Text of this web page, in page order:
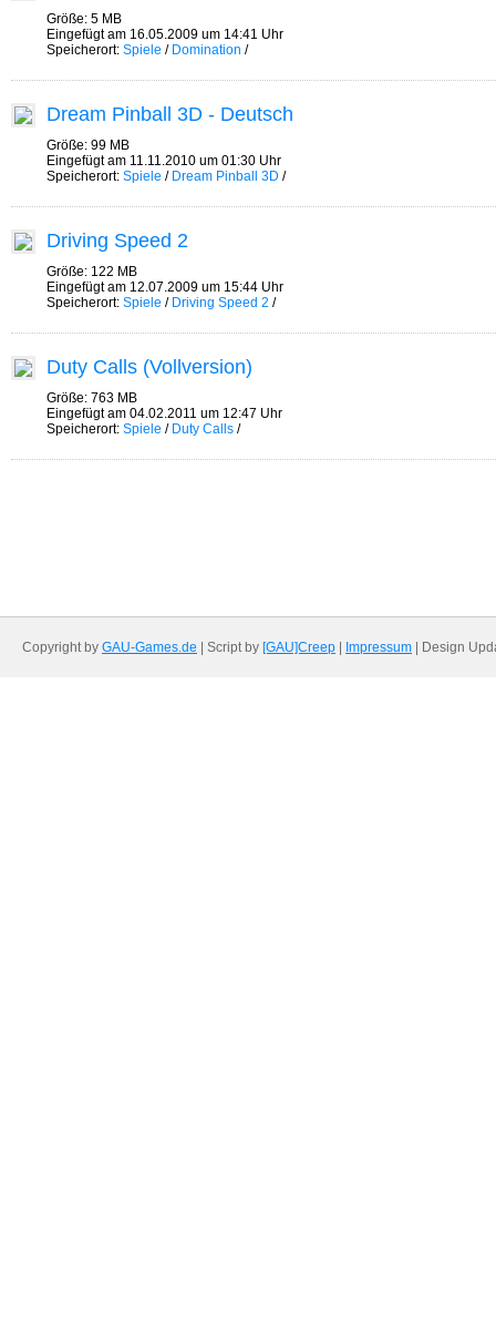
Größe: 5 MB
Eingefügt am 16.05.2009 um 14:41 Uhr
Speicherort: Spiele / Domination /
Dream Pinball 3D - Deutsch
Größe: 99 MB
Eingefügt am 11.11.2010 um 01:30 Uhr
Speicherort: Spiele / Dream Pinball 3D /
Driving Speed 2
Größe: 122 MB
Eingefügt am 12.07.2009 um 15:44 Uhr
Speicherort: Spiele / Driving Speed 2 /
Duty Calls (Vollversion)
Größe: 763 MB
Eingefügt am 04.02.2011 um 12:47 Uhr
Speicherort: Spiele / Duty Calls /
Copyright by GAU-Games.de | Script by [GAU]Creep Impressum | Design